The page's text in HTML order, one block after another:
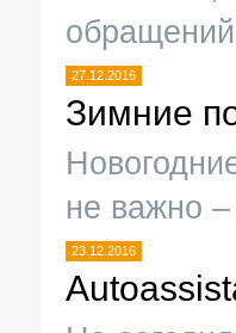
27.12.2016
Зимние
не важно
23.12.2016